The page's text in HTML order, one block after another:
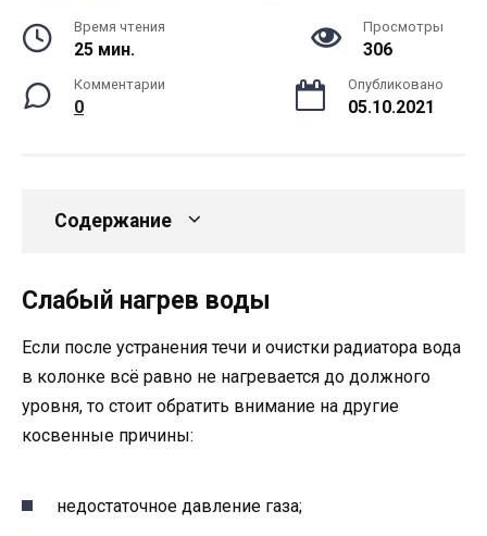
Время чтения
25 мин.
Просмотры
306
Комментарии
0
Опубликовано
05.10.2021
Содержание
Слабый нагрев воды
Если после устранения течи и очистки радиатора вода
в колонке всё равно не нагревается до должного
уровня, то стоит обратить внимание на другие
косвенные причины:
недостаточное давление газа;